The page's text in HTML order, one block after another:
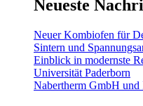
Neueste
Neuer Kombiofen für
Sintern und
Einblick in modernste
Universität Paderborn
Nabertherm GmbH